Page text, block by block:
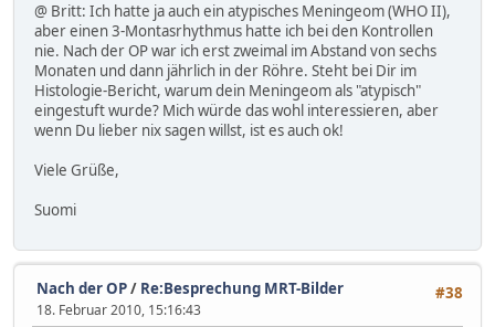
@ Britt: Ich hatte ja auch ein atypisches Meningeom (WHO II),
aber einen 3-Montasrhythmus hatte ich bei den Kontrollen
nie. Nach der OP war ich erst zweimal im Abstand von sechs
Monaten und dann jährlich in der Röhre. Steht bei Dir im
Histologie-Bericht, warum dein Meningeom als "atypisch"
eingestuft wurde? Mich würde das wohl interessieren, aber
wenn Du lieber nix sagen willst, ist es auch ok!
Viele Grüße,
Suomi
#38
Nach der OP/ Re:Besprechung MRT-Bilder
18. Februar 2010, 15:16:43